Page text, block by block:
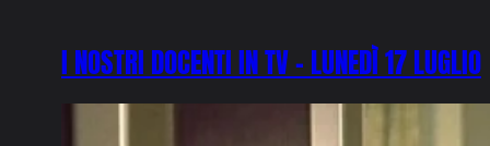
I NOSTRI DOCENTI IN TV – LUNEDÌ 17 LUGLIO